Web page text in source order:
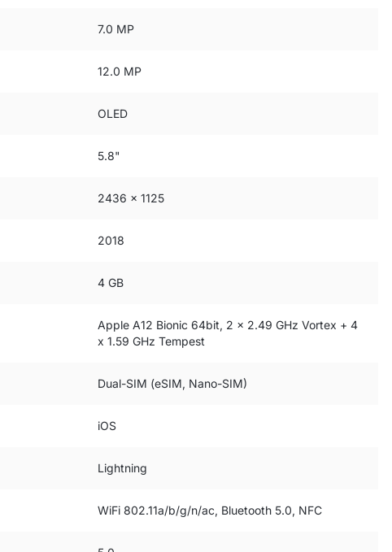
7.0 MP
12.0 MP
OLED
5.8"
2436 x 1125
2018
4 GB
Apple A12 Bionic 64bit, 2 x 2.49 GHz Vortex + 4
x 1.59 GHz Tempest
Dual-SIM (eSIM, Nano-SIM)
iOS
Lightning
WiFi 802.11a/b/g/n/ac, Bluetooth 5.0, NFC